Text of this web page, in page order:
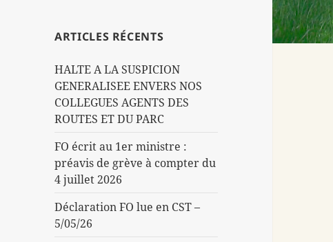
ARTICLES RÉCENTS
HALTE A LA SUSPICION
GENERALISEE ENVERS NOS
COLLEGUES AGENTS DES
ROUTES ET DU PARC
FO écrit au 1er ministre :
préavis de grève à compter du
4 juillet 2026
Déclaration FO lue en CST –
5/05/26